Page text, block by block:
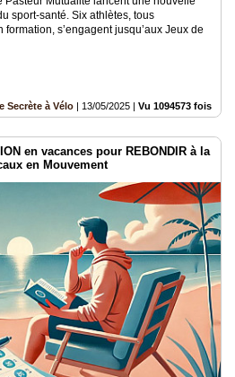
sport-santé. Six athlètes, tous
s’engagent jusqu’aux Jeux de
Secrète à Vélo | 13/05/2025 | Vu 1094573 fois
en vacances pour REBONDIR à la
en Mouvement